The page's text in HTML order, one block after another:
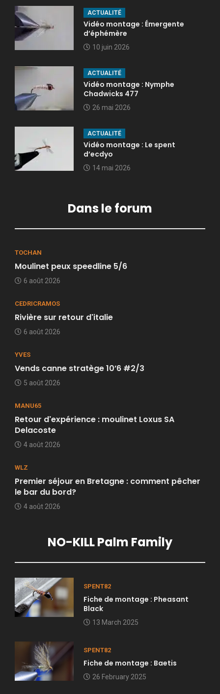
ACTUALITÉ
Vidéo montage : Émergente
d’éphémère
10 juin 2026
ACTUALITÉ
Vidéo montage : Nymphe
Chadwicks 477
26 mai 2026
ACTUALITÉ
Vidéo montage : Le spent
d’ecdyo
14 mai 2026
Dans le forum
TOCHAN
Moulinet peux speedline 5/6
6 août 2026
CEDRICRAMOS
Rivière sur retour d'italie
6 août 2026
YVES
Vends canne stratège 10’6 #2/3
5 août 2026
MANU65
Retour d'expérience : moulinet Loxus SA
Delacoste
4 août 2026
WLZ
Premier séjour en Bretagne : comment pêcher
le bar du bord?
4 août 2026
NO-KILL Palm Family
SPENT82
Fiche de montage : Pheasant
Black
13 March 2025
SPENT82
Fiche de montage : Baetis
26 February 2025